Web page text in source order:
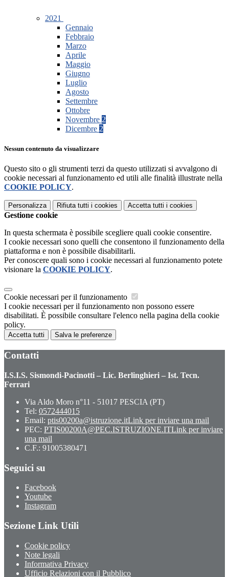
2021
Gennaio
Febbraio
Marzo
Aprile
Maggio
Giugno
Luglio
Agosto
Settembre
Ottobre
Novembre 2
Dicembre 2
Nessun contenuto da visualizzare
Questo sito o gli strumenti terzi da questo utilizzati si avvalgono di
cookie necessari al funzionamento ed utili alle finalità illustrate nella
COOKIE POLICY.
Personalizza Rifiuta tutti i cookies Accetta tutti i cookies
Gestione cookie
In questa schermata è possibile scegliere quali cookie consentire.
I cookie necessari sono quelli che consentono il funzionamento della
piattaforma e non è possibile disabilitarli.
Per conoscere quali sono i cookie necessari al funzionamento potete
visionare la COOKIE POLICY.
Cookie necessari per il funzionamento
I cookie necessari per il funzionamento non possono essere
disabilitati. È possibile consultare l'elenco nella pagina della cookie
policy.
Accetta tutti Salva le preferenze
Contatti
I.S.I.S. Sismondi-Pacinotti – Lic. Berlinghieri – Ist. Tecn.
Ferrari
Via Aldo Moro n°11 - 51017 PESCIA (PT)
Tel: 0572444015
Email: ptis00200a@istruzione.itLink per inviare una mail
PEC: PTIS00200A@PEC.ISTRUZIONE.ITLink per inviare
una mail
C.F.: 91005380471
Seguici su
Facebook
Youtube
Instagram
Sezione Link Utili
Cookie policy
Note legali
Informativa Privacy
Ufficio Relazioni con il Pubblico